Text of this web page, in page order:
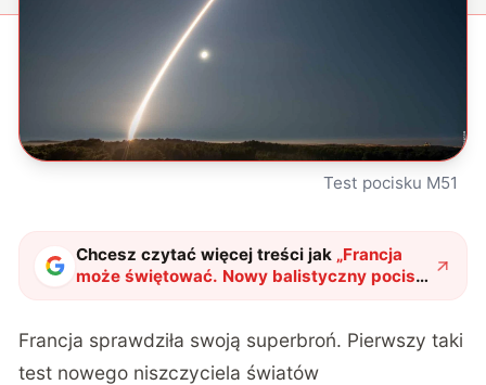
Test pocisku M51
Chcesz czytać więcej treści jak „Francja
może świętować. Nowy balistyczny pocisk
M51.3 potwierdził swój potencjał"?
Francja sprawdziła swoją superbroń. Pierwszy taki
test nowego niszczyciela światów